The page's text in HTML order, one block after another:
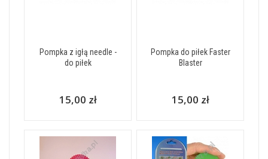
Pompka z igłą needle -
do piłek
15,00 zł
Pompka do piłek Faster
Blaster
15,00 zł